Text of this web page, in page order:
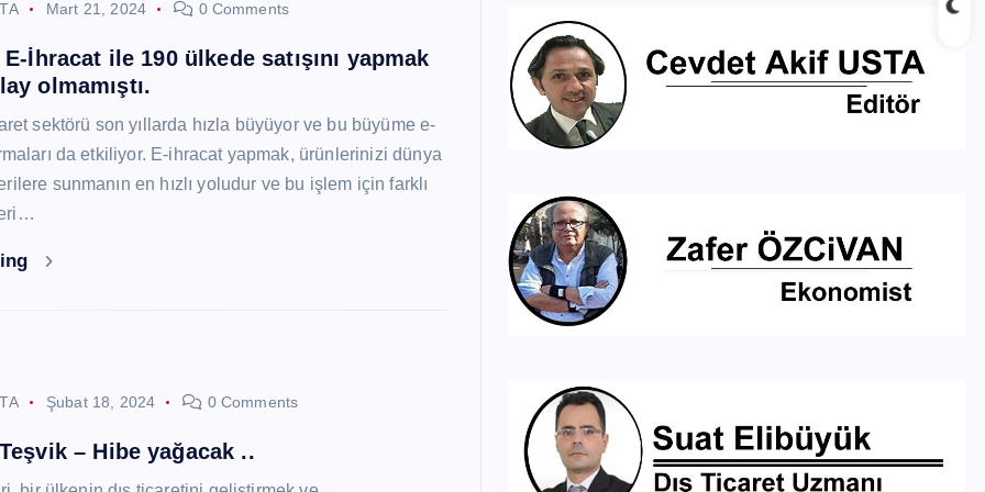
Mart 21, 2024 0 Comments
İhracat ile 190 ülkede satışını yapmak
olmamıştı.
sektörü son yıllarda hızla büyüyor ve bu büyüme e-
da etkiliyor. E-ihracat yapmak, ürünlerinizi dünya
sunmanın en hızlı yoludur ve bu işlem için farklı
Şubat 18, 2024 0 Comments
– Hibe yağacak ..